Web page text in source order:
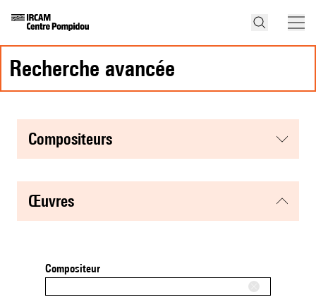
recherche avancée
compositeurs
œuvres
Compositeur